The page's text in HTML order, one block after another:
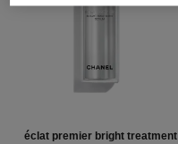
éclat premier bright treatment